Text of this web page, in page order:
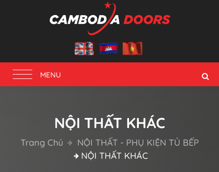
Toggle
navigation
MENU
NỘI THẤT KHÁC
Trang Chủ
NỘI THẤT - PHỤ KIỆN TỦ BẾP
NỘI THẤT KHÁC